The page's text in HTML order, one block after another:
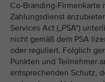
Co-Branding-Firmenkarte
Zahlungsdienst
Services Act („PSA“)
nicht gemäß dem PSA
oder reguliert. Folglich
Punkten und Teilnehmer
entsprechenden Schutz,